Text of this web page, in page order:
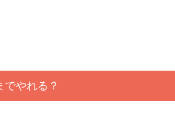
やれる？